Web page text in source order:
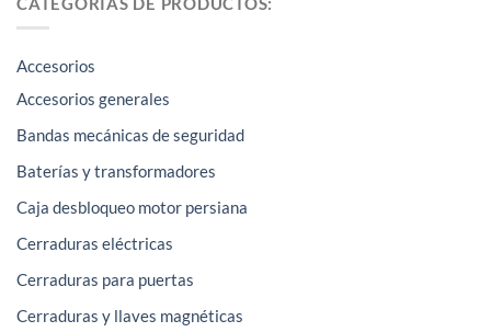
Accesorios
Accesorios generales
Bandas mecánicas de seguridad
Baterías y transformadores
Caja desbloqueo motor persiana
Cerraduras eléctricas
Cerraduras para puertas
Cerraduras y llaves magnéticas